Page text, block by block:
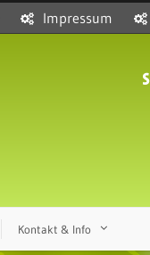
Impressum
Kontakt & Info